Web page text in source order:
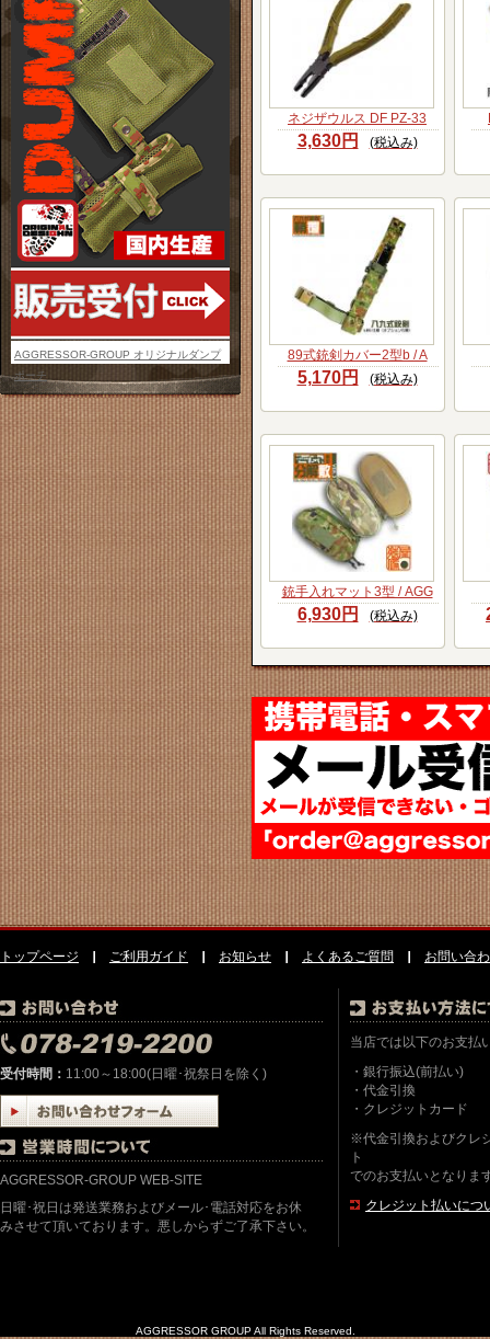
ネジザウルス DF PZ-33
3,630円 (税込み)
89式銃剣カバー2型b / A
5,170円 (税込み)
銃手入れマット3型 / AGG
6,930円 (税込み)
AGGRESSOR-GROUP オリジナルダンプ
ポーチ
トップページ ご利用ガイド お知らせ よくあるご質問 お問い合
受付時間： 11:00～18:00(日曜･祝祭日を除く)
AGGRESSOR-GROUP WEB-SITE
日曜･祝日は発送業務およびメール･電話対応をお休
みさせて頂いております。悪しからずご了承下さい。
当店では以下のお支払
・銀行振込(前払い)
・代金引換
・クレジットカード
※代金引換およびクレ
ト
でのお支払いとなりま
クレジット払いにつ
AGGRESSOR GROUP All Rights Reserved.